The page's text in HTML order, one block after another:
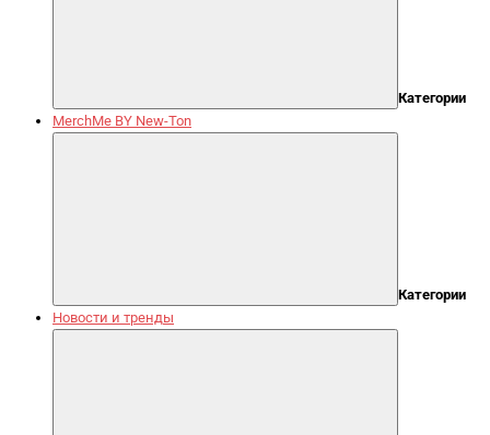
Категории
MerchMe BY New-Ton
Категории
Новости и тренды